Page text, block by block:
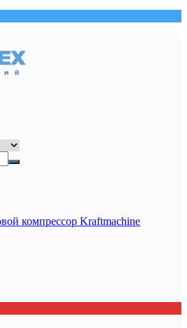
компрессор Kraftmaсhine